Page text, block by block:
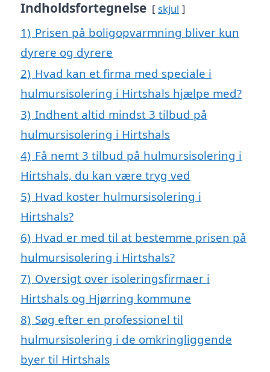
Indholdsfortegnelse skjul
1) Prisen på boligopvarmning bliver kun
dyrere og dyrere
2) Hvad kan et firma med speciale i
hulmursisolering i Hirtshals hjælpe med?
3) Indhent altid mindst 3 tilbud på
hulmursisolering i Hirtshals
4) Få nemt 3 tilbud på hulmursisolering i
Hirtshals, du kan være tryg ved
5) Hvad koster hulmursisolering i
Hirtshals?
6) Hvad er med til at bestemme prisen på
hulmursisolering i Hirtshals?
7) Oversigt over isoleringsfirmaer i
Hirtshals og Hjørring kommune
8) Søg efter en professionel til
hulmursisolering i de omkringliggende
byer til Hirtshals